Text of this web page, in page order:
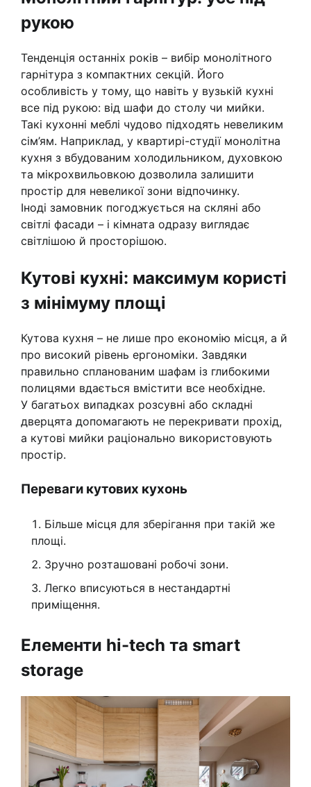
рукою
Тенденція останніх років – вибір монолітного
гарнітура з компактних секцій. Його
особливість у тому, що навіть у вузькій кухні
все під рукою: від шафи до столу чи мийки.
Такі кухонні меблі чудово підходять невеликим
сім’ям. Наприклад, у квартирі-студії монолітна
кухня з вбудованим холодильником, духовкою
та мікрохвильовкою дозволила залишити
простір для невеликої зони відпочинку.
Іноді замовник погоджується на скляні або
світлі фасади – і кімната одразу виглядає
світлішою й просторішою.
Кутові кухні: максимум користі
з мінімуму площі
Кутова кухня – не лише про економію місця, а й
про високий рівень ергономіки. Завдяки
правильно спланованим шафам із глибокими
полицями вдається вмістити все необхідне.
У багатьох випадках розсувні або складні
дверцята допомагають не перекривати прохід,
а кутові мийки раціонально використовують
простір.
Переваги кутових кухонь
Більше місця для зберігання при такій же
площі.
Зручно розташовані робочі зони.
Легко вписуються в нестандартні
приміщення.
Елементи hi-tech та smart
storage